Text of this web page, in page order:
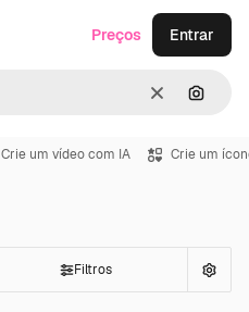
Limpar
Preços Entrar
Crie um vídeo com IA Crie um
Filtros